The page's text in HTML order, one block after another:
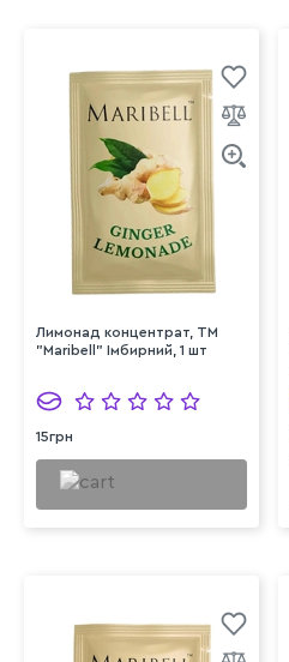
Лимонад концентрат, ТМ
"Maribell" Імбирний, 1 шт
15грн